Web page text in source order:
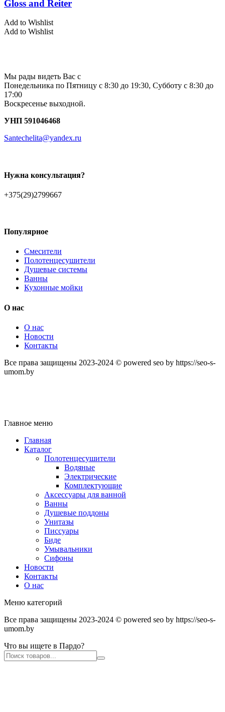
Gloss and Reiter
Add to Wishlist
Add to Wishlist
Мы рады видеть Вас с
Понедельника по Пятницу с 8:30 до 19:30, Субботу с 8:30 до
17:00
Воскресенье выходной.
УНП 591046468
Santechelita@yandex.ru
Нужна консультация?
+375(29)2799667
Популярное
Смесители
Полотенцесушители
Душевые системы
Ванны
Кухонные мойки
О нас
О нас
Новости
Контакты
Все права защищены 2023-2024 © powered seo by https://seo-s-
umom.by
Главное меню
Главная
Каталог
Полотенцесушители
Водяные
Электрические
Комплектующие
Аксессуары для ванной
Ванны
Душевые поддоны
Унитазы
Писсуары
Биде
Умывальники
Сифоны
Новости
Контакты
О нас
Меню категорий
Все права защищены 2023-2024 © powered seo by https://seo-s-
umom.by
Что вы ищете в Пардо?